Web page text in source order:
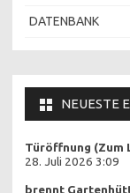
DATENBANK
NEUESTE
Türöffnung (Zum
28. Juli 2026 3:09
brennt